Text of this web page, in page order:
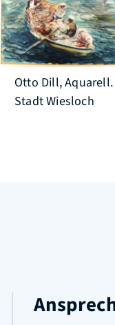
Otto Dill,
Stadt Wiesloch